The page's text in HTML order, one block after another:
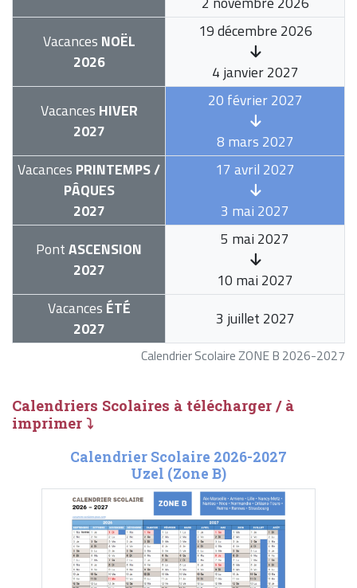
Calendrier Scolaire ZONE B 2026-2027
Vacances NOËL
2026
19 décembre 2026
4 janvier 2027
Vacances HIVER
2027
20 février 2027
8 mars 2027
Vacances PRINTEMPS /
PÂQUES
2027
17 avril 2027
3 mai 2027
PontASCENSION
2027
5 mai 2027
10 mai 2027
Vacances ÉTÉ
2027
3 juillet 2027
Calendriers Scolaires à télécharger / à
imprimer ⤵
Calendrier Scolaire 2026-2027
Uzel (Zone B)